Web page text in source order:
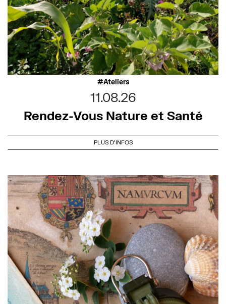
Ateliers
11.08.26
Rendez-Vous Nature et Santé
PLUS D'INFOS